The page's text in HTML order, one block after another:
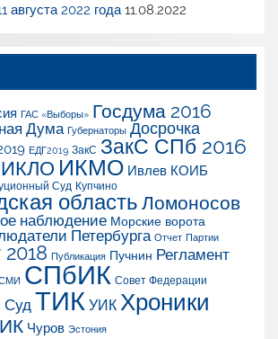
августа 2022 года 11.08.2022
ГАС «Выборы» Госдума 2016
Дума Губернаторы Досрочка
ЕДГ2019 ЗакС ЗакС СПб 2016
ИКЛО ИКМО Ивлев КОИБ
Суд Купчино
область Ломоносов
наблюдение Морские ворота
Петербурга Отчет Партии
Публикация Пучнин Регламент
СПбИК Совет Федерации
Суд ТИК УИК Хроники
Чуров Эстония